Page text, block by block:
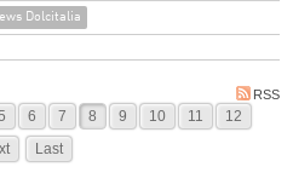
Dolcitalia
RSS
6 7 8 9 10 11
12
Last